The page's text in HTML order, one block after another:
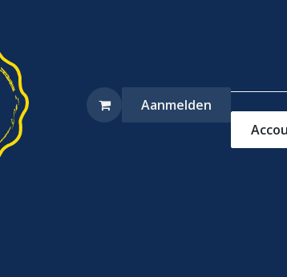
Aanmelden